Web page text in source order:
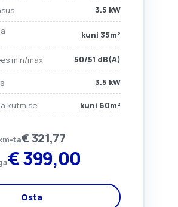
3.5 kW
kuni 35m²
min/max 50/51 dB(A)
3.5 kW
kütmisel kuni 60m²
ta€321,77
€399,00
Osta